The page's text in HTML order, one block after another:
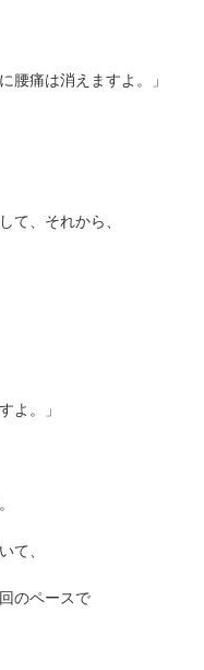
腰痛は消えますよ。」
て、それから、
よ。」
て、
のペースで